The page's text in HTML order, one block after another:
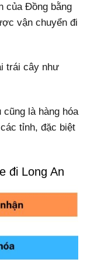
của Đồng bằng
vận chuyển đi
trái cây như
là hàng hóa
tỉnh, đặc biệt
đi Long An